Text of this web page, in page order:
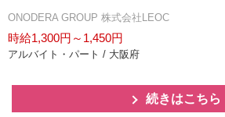
ONODERA GROUP 株式会社LEOC
時給1,300円～1,450円
アルバイト・パート / 大阪府
続きはこちら